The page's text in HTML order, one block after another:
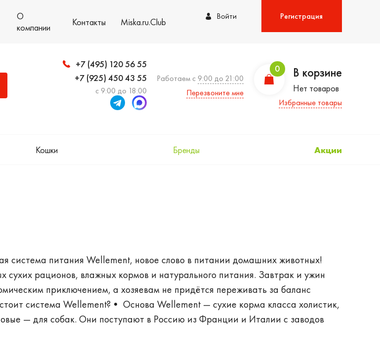
О
компании
Контакты Miska.ru.Club Войти Регистрация
+7 (495) 120 56 55
+7 (925) 450 43 55
с 9:00 до 18:00
Работаем с 9:00 до 21:00
Перезвоните мне
0 В корзине
Нет товаров
Избранные товары
Кошки Бренды Акции
система питания Wellement, новое слово в питании домашних животных!
сухих рационов, влажных кормов и натурального питания. Завтрак и ужин
приключением, а хозяевам не придётся переживать за баланс
система Wellement?• Основа Wellement — сухие корма класса холистик,
— для собак. Они поступают в Россию из Франции и Италии с заводов
производителя сухих кормов. • Вторая ступень системы — влажные корма